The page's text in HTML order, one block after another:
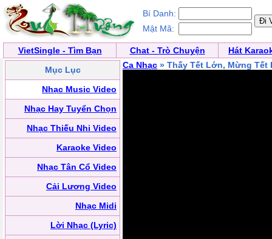
Bí Danh:
Mật Mã:
VietSingle - Tìm Bạn Chat - Trò Chuyện
Hát
Mục Lục
Nhạc Music Video
Nhạc Hay Tuyển Chọn
Nhạc Thiếu Nhi Video
Karaoke Video
Nhạc Tân Cổ Video
Cải Lương Video
Nhạc Midi
Lời Nhạc (Lyric)
Ca Nhạc » Thấy Tết Lớn, Mừng Tết